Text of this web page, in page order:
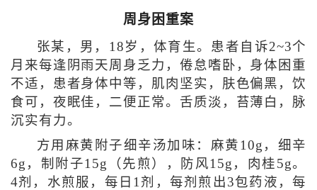
周身困重案
张某，男，18岁，体育生。患者自诉2~3个
月来每逢阴雨天周身乏力，倦怠嗜卧，身体困重
不适，患者身体中等，肌肉坚实，肤色偏黑，饮
食可，夜眠佳，二便正常。舌质淡，苔薄白，脉
沉实有力。
方用麻黄附子细辛汤加味：麻黄10g，细辛
6g，制附子15g（先煎），防风15g，肉桂5g。
4剂，水煎服，每日1剂，每剂煎出3包药液，每